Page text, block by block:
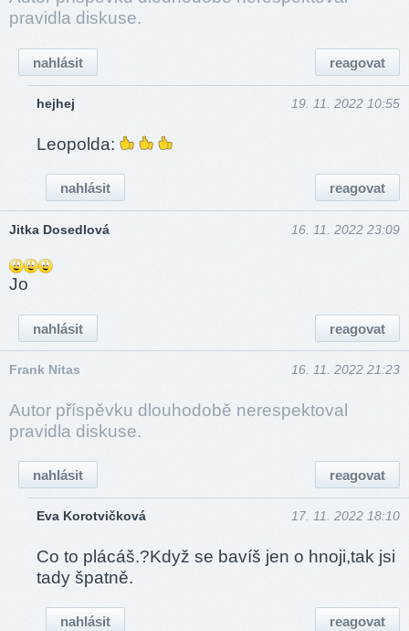
pravidla diskuse.
reagovat
nahlásit
hejhej 19. 11. 2022 10:55
Leopolda:
reagovat
nahlásit
Jitka Dosedlová 16. 11. 2022 23:09
Jo
reagovat
nahlásit
Frank Nitas 16. 11. 2022 21:23
Autor příspěvku dlouhodobě nerespektoval
pravidla diskuse.
reagovat
nahlásit
Eva Korotvičková 17. 11. 2022 18:10
Co to plácáš.?Když se bavíš jen o hnoji,tak jsi
tady špatně.
reagovat
nahlásit